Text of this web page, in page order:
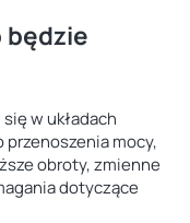
będzie
w układach
mocy,
obroty, zmienne
dotyczące